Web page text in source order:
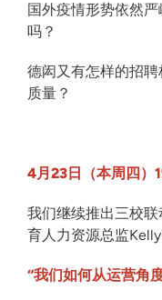
国外疫情形势依然
吗？
德闳又有怎样的招
质量？
4月23日（本周四）
我们继续推出三校
育人力资源总监
“我们如何从运营角